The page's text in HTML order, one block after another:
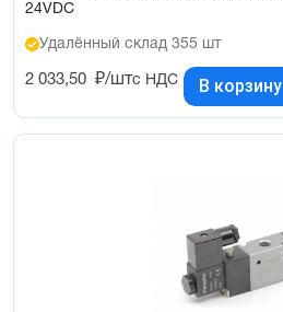
24VDC
Удалённый склад 355 шт
2 033,50 ₽/штс НДС В корзину